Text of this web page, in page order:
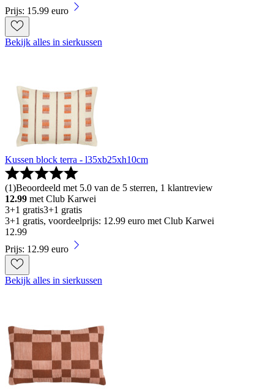
Prijs: 15.99 euro
Bekijk alles in sierkussen
Kussen block terra - l35xb25xh10cm
(1)Beoordeeld met 5.0 van de 5 sterren, 1 klantreview
12.99 met Club Karwei
3+1 gratis3+1 gratis
3+1 gratis, voordeelprijs: 12.99 euro met Club Karwei
12.99
Prijs: 12.99 euro
Bekijk alles in sierkussen